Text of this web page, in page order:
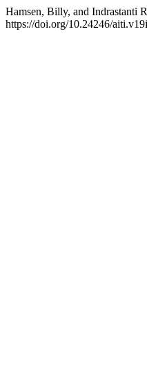
Hamsen, Billy, and Indrastanti
https://doi.org/10.24246/